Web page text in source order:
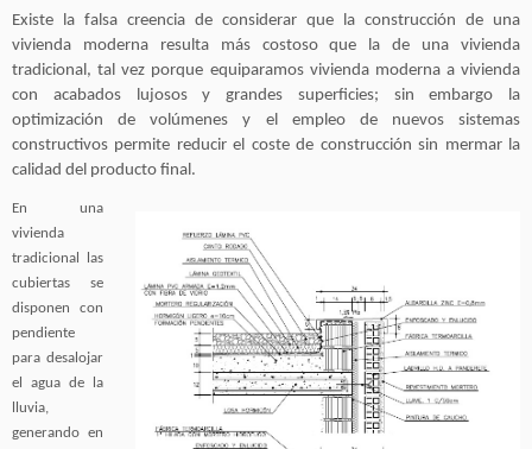
Existe la falsa creencia de considerar que la construcción de una
vivienda moderna resulta más costoso que la de una vivienda
tradicional, tal vez porque equiparamos vivienda moderna a vivienda
con acabados lujosos y grandes superficies; sin embargo la
optimización de volúmenes y el empleo de nuevos sistemas
constructivos permite reducir el coste de construcción sin mermar la
calidad del producto final.
En una
vivienda
tradicional las
cubiertas se
disponen con
pendiente
para desalojar
el agua de la
lluvia,
generando en